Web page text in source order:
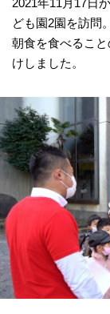
ども園2園を訪問
朝食を食べるこ
けしました。